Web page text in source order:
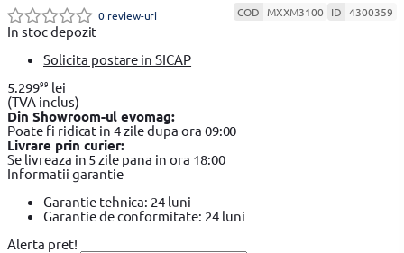
0 review-uri COD MXXM3100 ID 4300359
In stoc depozit
Solicita postare in SICAP
5.29999 lei
(TVA inclus)
Din Showroom-ul evomag:
Poate fi ridicat in 4 zile dupa ora 09:00
Livrare prin curier:
Se livreaza in 5 zile pana in ora 18:00
Informatii garantie
Garantie tehnica: 24 luni
Garantie de conformitate: 24 luni
Alerta pret!